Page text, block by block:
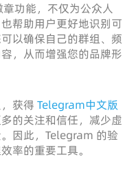
功能，不仅为公众人
帮助用户更好地识别可
以确保自己的群组、频
，从而增强您的品牌形
获得 Telegram中文版
的关注和信任，减少虚
因此，Telegram 的验
率的重要工具。